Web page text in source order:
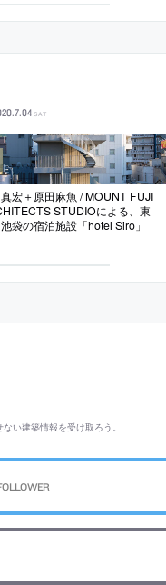
.7.04 SAT
宏＋原田麻魚 / MOUNT FUJI
STUDIOによる、東
袋の宿泊施設「hotel Siro」
い建築情報を受け取ろう。